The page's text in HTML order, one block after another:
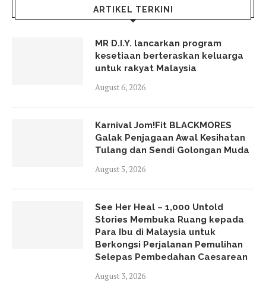
ARTIKEL TERKINI
MR D.I.Y. lancarkan program
kesetiaan berteraskan keluarga
untuk rakyat Malaysia
August 6, 2026
Karnival Jom!Fit BLACKMORES
Galak Penjagaan Awal Kesihatan
Tulang dan Sendi Golongan Muda
August 5, 2026
See Her Heal – 1,000 Untold
Stories Membuka Ruang kepada
Para Ibu di Malaysia untuk
Berkongsi Perjalanan Pemulihan
Selepas Pembedahan Caesarean
August 3, 2026